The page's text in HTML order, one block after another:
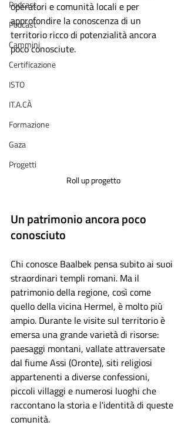
Podcast
Podcast
Cammini
Certificazione
ISTO
IT.A.CÀ
Formazione
Gaza
Progetti
operatori e comunità locali e per
approfondire la conoscenza di un
territorio ricco di potenzialità ancora
poco conosciute.
Roll up progetto
Un patrimonio ancora poco
conosciuto
Chi conosce Baalbek pensa subito ai suoi
straordinari templi romani. Ma il
patrimonio della regione, così come
quello della vicina Hermel, è molto più
ampio. Durante le visite sul territorio è
emersa una grande varietà di risorse:
paesaggi montani, vallate attraversate
dal fiume Assi (Oronte), siti religiosi
appartenenti a diverse confessioni,
piccoli villaggi e numerosi luoghi che
raccontano la storia e l'identità di queste
comunità.